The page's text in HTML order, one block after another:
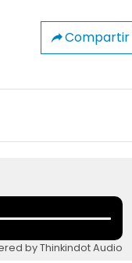
Compartir
by Thinkindot Audio